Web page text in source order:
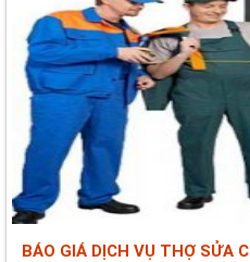
BÁO GIÁ DỊCH VỤ THỢ SỬA